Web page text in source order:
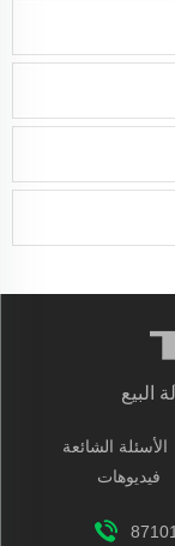
الأسئلة الشائعة
فيديوهات